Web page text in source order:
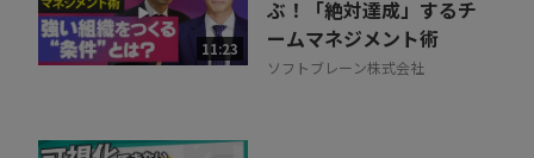
11:23
ぶ！「絶対達成」するチ
ームマネジメント術
ソフトブレーン株式会社